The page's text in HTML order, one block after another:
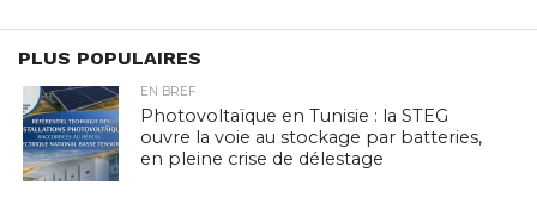
PLUS POPULAIRES
EN BREF
Photovoltaïque en Tunisie : la STEG
ouvre la voie au stockage par batteries,
en pleine crise de délestage